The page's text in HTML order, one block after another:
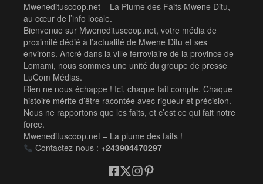
Mwenedituscoop.net – La Plume des Faits Mwene Ditu,
au cœur de l’info locale.
Bienvenue sur Mwenedituscoop.net, votre média de
proximité dédié à l’actualité de Mwene Ditu et ses
environs. Ancré dans la ville ferroviaire de la province de
Lomami, nous sommes une unité du groupe de presse
LuCom Médias.
Rien ne nous échappe ! Ici, chaque fait compte. Chaque
histoire mérite d’être racontée avec rigueur et précision.
Nous ne rapportons que les faits, et c’est ce qui fait notre
force.
Mwenedituscoop.net – La plume des faits !
Contactez-nous : +243904470297